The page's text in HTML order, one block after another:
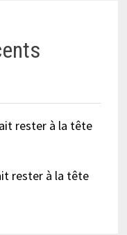
rester à la tête
rester à la tête